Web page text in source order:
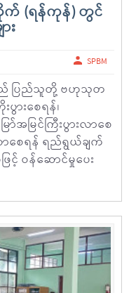
က် (ရန်ကုန်) တွင်
း
SPBM
ည် ပြည်သူတို့ ဗဟုသုတ
ားစေရန်၊
အမြင်ကြီးပွားလာစေ
လာစေရန် ရည်ရွယ်ချက်
ြင့် ဝန်ဆောင်မှုပေး